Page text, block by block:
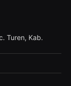
Turen, Kab.